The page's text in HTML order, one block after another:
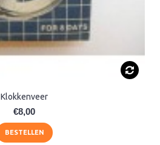
Klokkenveer
€8,00
BESTELLEN